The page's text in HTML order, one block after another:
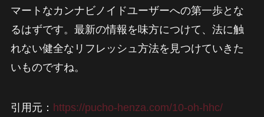
マートなカンナビノイドユーザーへの第一歩とな
るはずです。最新の情報を味方につけて、法に触
れない健全なリフレッシュ方法を見つけていきた
いものですね。
引用元： https://pucho-henza.com/10-oh-hhc/